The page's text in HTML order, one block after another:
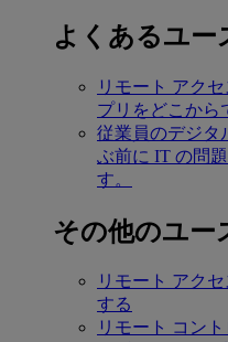
よくあるユー
リモート アク
プリをどこから
従業員のデジタ
ぶ前に IT の問
す。
その他のユー
リモート アクセ
する
リモート コン